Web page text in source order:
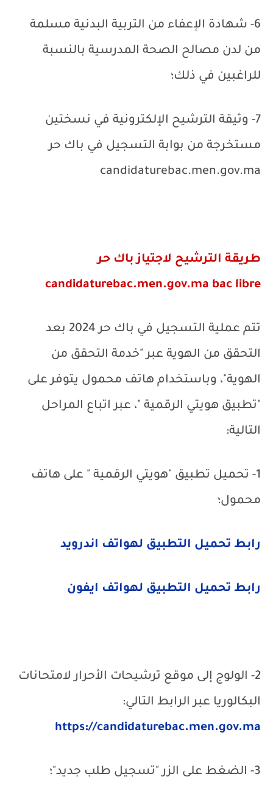
6- شهادة الإعفاء من التربية البدنية مسلمة
من لدن مصالح الصحة المدرسية بالنسبة
للراغبين في ذلك؛
7- وثيقة الترشيح الإلكترونية في نسختين
مستخرجة من بوابة التسجيل في باك حر
candidaturebac.men.gov.ma
طريقة الترشيح لاجتياز باك حر
candidaturebac.men.gov.ma bac libre
تتم عملية التسجيل في باك حر 2024 بعد
التحقق من الهوية عبر "خدمة التحقق من
الهوية"، وباستخدام هاتف محمول يتوفر على
"تطبيق هويتي الرقمية "، عبر اتباع المراحل
التالية:
1- تحميل تطبيق "هويتي الرقمية " على هاتف
محمول؛
رابط تحميل التطبيق لهواتف اندرويد
رابط تحميل التطبيق لهواتف ايفون
2- الولوج إلى موقع ترشيحات الأحرار لامتحانات
البكالوريا عبر الرابط التالي:
https://candidaturebac.men.gov.ma
3- الضغط على الزر "تسجيل طلب جديد"؛